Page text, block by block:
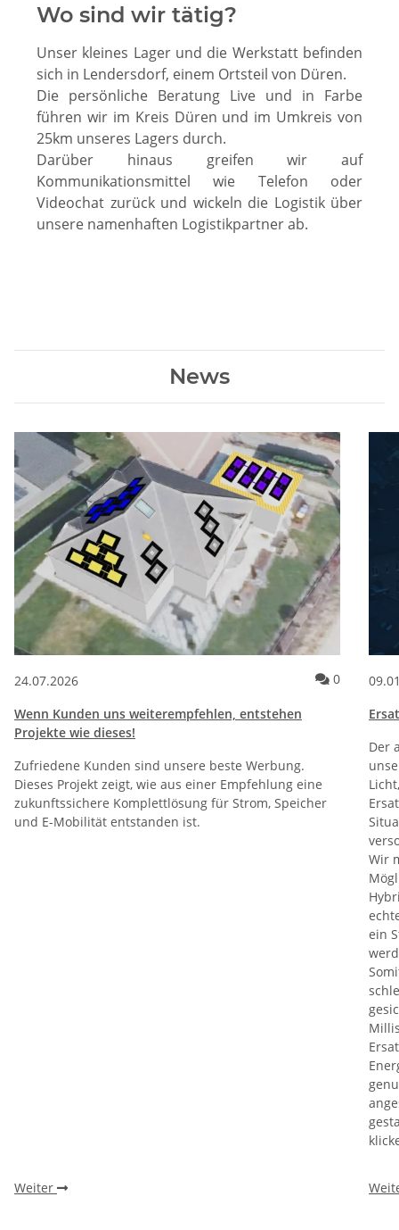
Wo sind wir tätig?
Unser kleines Lager und die Werkstatt befinden
sich in Lendersdorf, einem Ortsteil von Düren.
Die persönliche Beratung Live und in Farbe
führen wir im Kreis Düren und im Umkreis von
25km unseres Lagers durch.
Darüber hinaus greifen wir auf
Kommunikationsmittel wie Telefon oder
Videochat zurück und wickeln die Logistik über
unsere namenhaften Logistikpartner ab.
News
24.07.2026 0
Wenn Kunden uns weiterempfehlen, entstehen
Projekte wie dieses!
Zufriedene Kunden sind unsere beste Werbung.
Dieses Projekt zeigt, wie aus einer Empfehlung eine
zukunftssichere Komplettlösung für Strom, Speicher
und E-Mobilität entstanden ist.
Weiter
Der
Wir
ein